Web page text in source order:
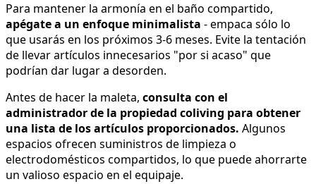
Para mantener la armonía en el baño compartido,
apégate a un enfoque minimalista - empaca sólo lo
que usarás en los próximos 3-6 meses. Evite la tentación
de llevar artículos innecesarios "por si acaso" que
podrían dar lugar a desorden.
Antes de hacer la maleta, consulta con el
administrador de la propiedad coliving para obtener
una lista de los artículos proporcionados. Algunos
espacios ofrecen suministros de limpieza o
electrodomésticos compartidos, lo que puede ahorrarte
un valioso espacio en el equipaje.